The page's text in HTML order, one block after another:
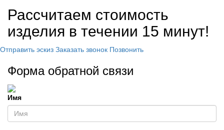
Рассчитаем стоимость
изделия в течении 15 минут!
Отправить эскиз Заказать звонок Позвонить
Форма обратной связи
Имя